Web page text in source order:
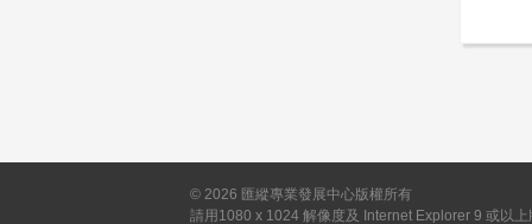
© 2026 匯縱專業發展中心版權所有
請用1080 x 1024 解像度及 Internet Explorer 9 或以上